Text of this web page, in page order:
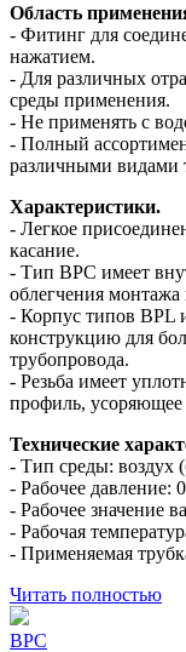
Область
- Фитинг для
нажатием.
- Для различных
среды применения.
- Не применять с
- Полный
различными видами
Характеристики.
- Легкое
касание.
- Тип BPC имеет
облегчения монтажа
- Корпус типов BPL
конструкцию для
трубопровода.
- Резьба имеет
профиль, усоряющее
Технические
- Тип среды: воздух
- Рабочее давление:
- Рабочее значение
- Рабочая
- Применяемая
Читать полностью
BPC